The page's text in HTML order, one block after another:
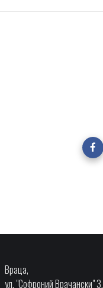
Враца,
ул. "Софроний Врачански" 3,